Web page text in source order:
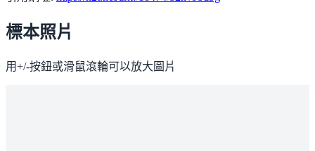
標本照片
用+/-按鈕或滑鼠滾輪可以放大圖片